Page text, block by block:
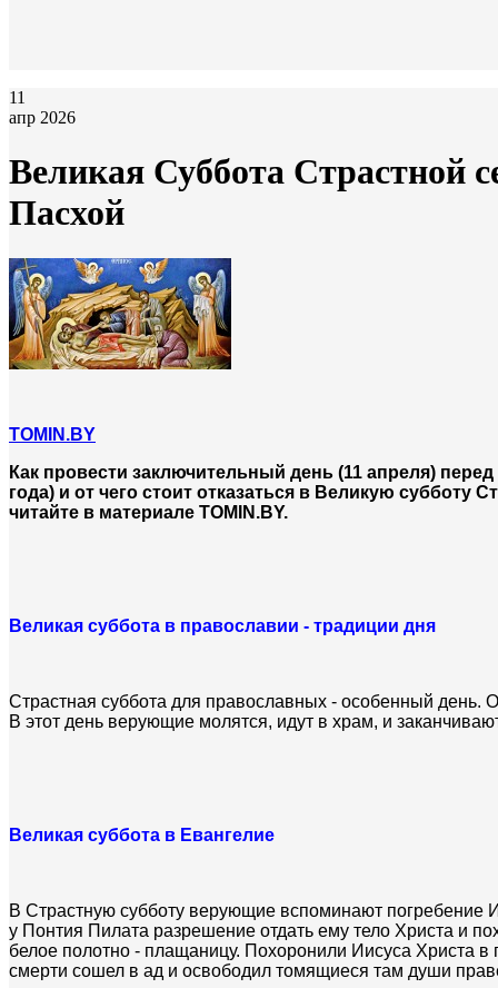
11
апр 2026
Великая Суббота Страстной
Пасхой
TOMIN.BY
Как провести заключительный день (11 апреля)
года) и от чего стоит отказаться в Великую
читайте в материале TOMIN.BY.
Великая суббота в православии - традиции дня
Страстная суббота для православных - особенный день.
В этот день верующие молятся, идут в храм, и
Великая суббота в Евангелие
В Страстную субботу верующие вспоминают погребение
у Понтия Пилата разрешение отдать ему тело Христа и
белое полотно - плащаницу. Похоронили Иисуса Христа
смерти сошел в ад и освободил томящиеся там души